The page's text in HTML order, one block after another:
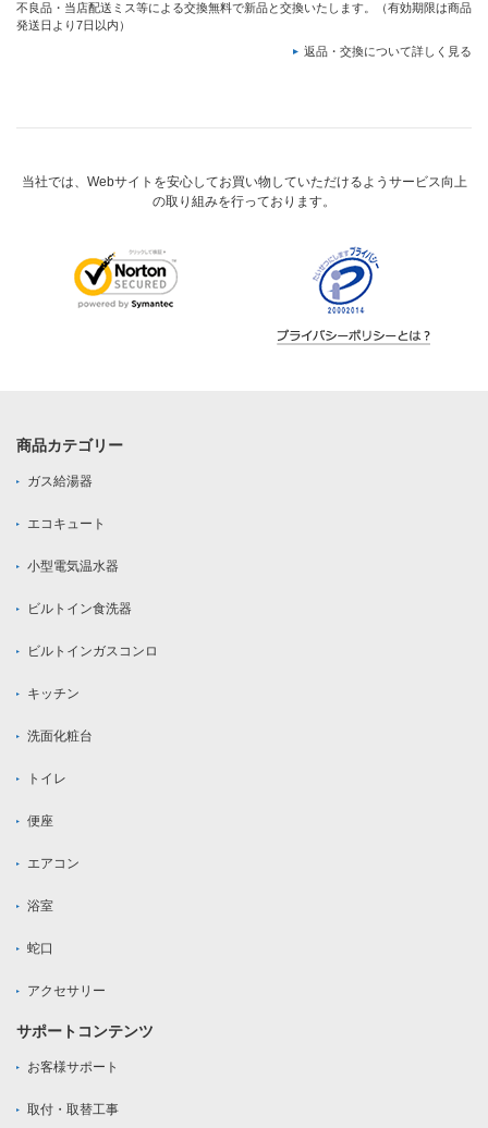
不良品・当店配送ミス等による交換無料で新品と交換いたします。（有効期限は商品
発送日より7日以内）
返品・交換について詳しく見る
当社では、Webサイトを安心してお買い物していただけるようサービス向上
の取り組みを行っております。
商品カテゴリー
ガス給湯器
エコキュート
小型電気温水器
ビルトイン食洗器
ビルトインガスコンロ
キッチン
洗面化粧台
トイレ
便座
エアコン
浴室
蛇口
アクセサリー
サポートコンテンツ
お客様サポート
取付・取替工事